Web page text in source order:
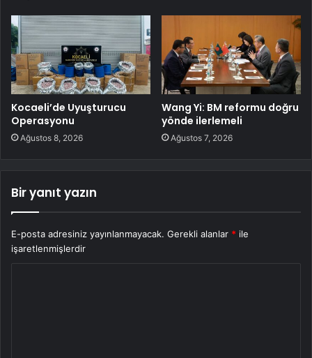
Kocaeli’de Uyuşturucu
Operasyonu
Ağustos 8, 2026
Wang Yi: BM reformu doğru
yönde ilerlemeli
Ağustos 7, 2026
Bir yanıt yazın
E-posta adresiniz yayınlanmayacak. Gerekli alanlar * ile
işaretlenmişlerdir